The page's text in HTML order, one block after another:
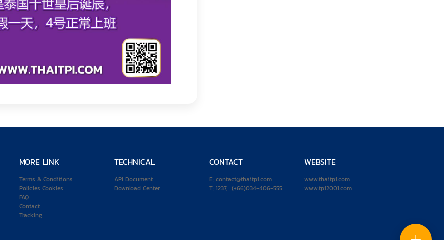
MORE LINK
Terms & Conditions
Policies Cookies
FAQ
Contact
Tracking
TECHNICAL
API Document
Download Center
CONTACT
E: contact@thaitpi.com
T: 1237, (+66)034-406-555
WEBSITE
www.thaitpi.com
www.tpi2001.com